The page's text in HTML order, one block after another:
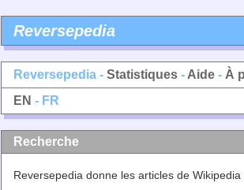
Reversepedia
Reversepedia - Statistiques - Aide - À
EN - FR
Recherche
Reversepedia donne les articles de Wikipedia